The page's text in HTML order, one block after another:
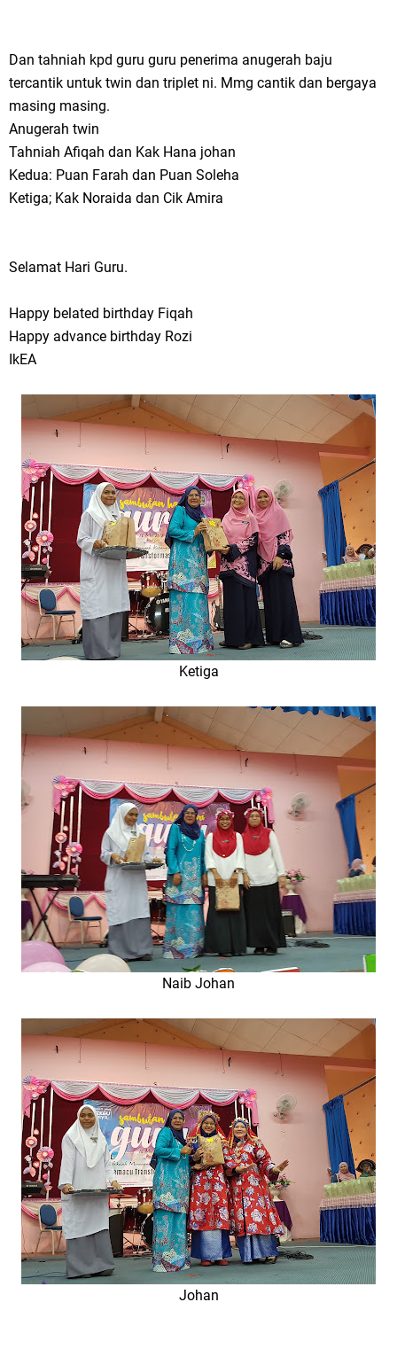
Dan tahniah kpd guru guru penerima anugerah baju
tercantik untuk twin dan triplet ni. Mmg cantik dan bergaya
masing masing.
Anugerah twin
Tahniah Afiqah dan Kak Hana johan
Kedua: Puan Farah dan Puan Soleha
Ketiga; Kak Noraida dan Cik Amira
Selamat Hari Guru.
Happy belated birthday Fiqah
Happy advance birthday Rozi
IkEA
Ketiga
Naib Johan
Johan